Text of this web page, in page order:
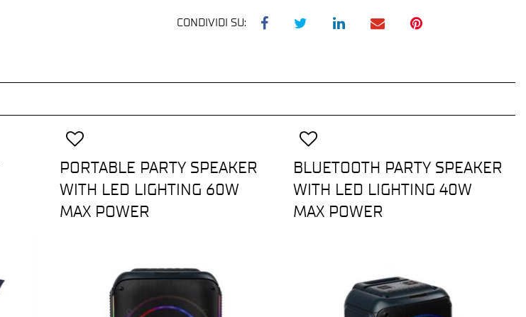
CONDIVIDI SU:
PORTABLE PARTY SPEAKER
WITH LED LIGHTING 60W
MAX POWER
BLUETOOTH PARTY SPEAKER
WITH LED LIGHTING 40W
MAX POWER